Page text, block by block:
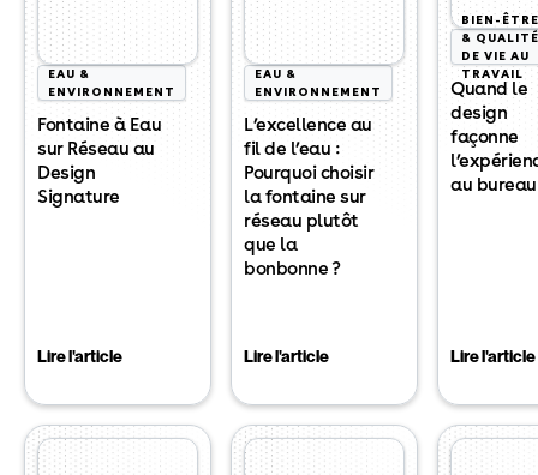
EAU &
ENVIRONNEMENT
Fontaine à Eau
sur Réseau au
Design
Signature
Lire l'article
EAU &
ENVIRONNEMENT
L’excellence au
fil de l’eau :
Pourquoi choisir
la fontaine sur
réseau plutôt
que la
bonbonne ?
Lire l'article
BIEN-ÊTRE
& QUALITÉ
DE VIE AU
TRAVAIL
Quand le
design
façonne
au bureau
Lire l'article